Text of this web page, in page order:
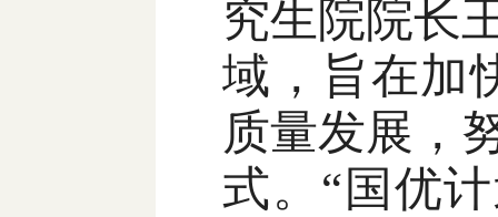
究生院院长
域，旨在加
质量发展，
式。“国优